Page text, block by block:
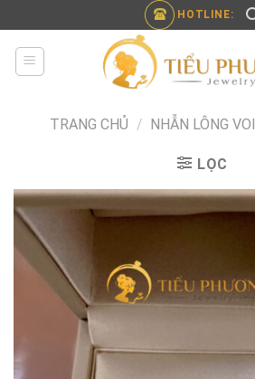
to
content
HOTLINE:
TRANG CHỦ / NHẪN LÔNG VOI
LỌC